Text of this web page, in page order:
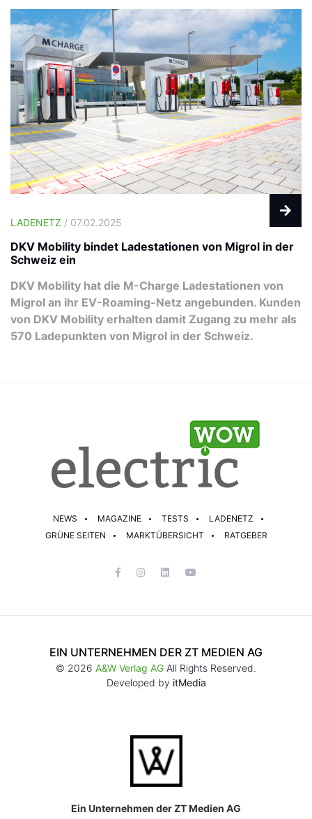
LADENETZ / 07.02.2025
DKV Mobility bindet Ladestationen von Migrol in der
Schweiz ein
DKV Mobility hat die M-Charge Ladestationen von
Migrol an ihr EV-Roaming-Netz angebunden. Kunden
von DKV Mobility erhalten damit Zugang zu mehr als
570 Ladepunkten von Migrol in der Schweiz.
NEWS MAGAZINE TESTS
LADENETZ
GRÜNE SEITEN
MARKTÜBERSICHT RATGEBER
EIN UNTERNEHMEN DER ZT MEDIEN AG
© 2026 A&W Verlag AG All Rights Reserved.
Developed by itMedia
Ein Unternehmen der ZT Medien AG